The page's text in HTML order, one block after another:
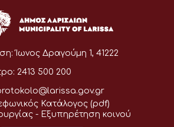
Ίωνος Δραγούμη 1, 41222
2413 500 200
Κατάλογος (pdf)
- Eξυπηρέτηση κοινού